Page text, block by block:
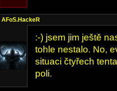
AFoS.HackeR
:-) jsem jim ještě
tohle nestalo. No,
situaci čtyřech
poli.